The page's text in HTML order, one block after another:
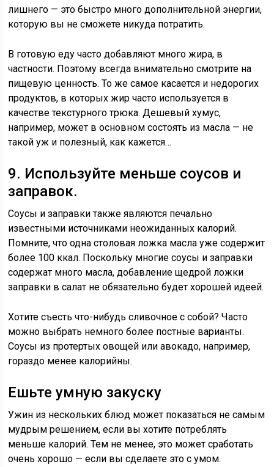
лишнего — это быстро много дополнительной энергии,
которую вы не сможете никуда потратить.
В готовую еду часто добавляют много жира, в
частности. Поэтому всегда внимательно смотрите на
пищевую ценность. То же самое касается и недорогих
продуктов, в которых жир часто используется в
качестве текстурного трюка. Дешевый хумус,
например, может в основном состоять из масла — не
такой уж и полезный, как кажется…
9. Используйте меньше соусов и
заправок.
Соусы и заправки также являются печально
известными источниками неожиданных калорий.
Помните, что одна столовая ложка масла уже содержит
более 100 ккал. Поскольку многие соусы и заправки
содержат много масла, добавление щедрой ложки
заправки в салат не обязательно будет хорошей идеей.
Хотите съесть что-нибудь сливочное с собой? Часто
можно выбрать немного более постные варианты.
Соусы из протертых овощей или авокадо, например,
гораздо менее калорийны.
Ешьте умную закуску
Ужин из нескольких блюд может показаться не самым
мудрым решением, если вы хотите потреблять
меньше калорий. Тем не менее, это может сработать
очень хорошо — если вы сделаете это с умом.